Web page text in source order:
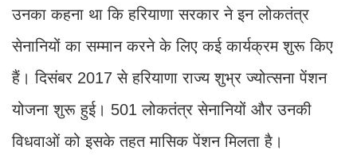
उनका कहना था कि हरियाणा सरकार ने इन लोकतंत्र
सेनानियों का सम्मान करने के लिए कई कार्यक्रम शुरू किए
हैं। दिसंबर 2017 से हरियाणा राज्य शुभ्र ज्योत्सना पेंशन
योजना शुरू हुई। 501 लोकतंत्र सेनानियों और उनकी
विधवाओं को इसके तहत मासिक पेंशन मिलता है।